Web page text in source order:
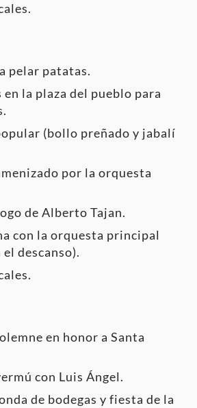
pelar patatas.
en la plaza del pueblo para
(bollo preñado y jabalí
por la orquesta
de Alberto Tajan.
con la orquesta principal
descanso).
en honor a Santa
con Luis Ángel.
de bodegas y fiesta de la